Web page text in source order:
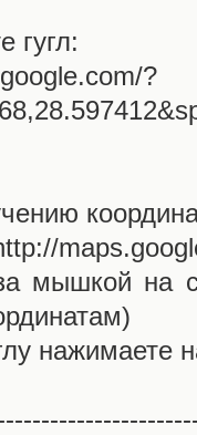
гугл:
?
мышкой на
нажимаете